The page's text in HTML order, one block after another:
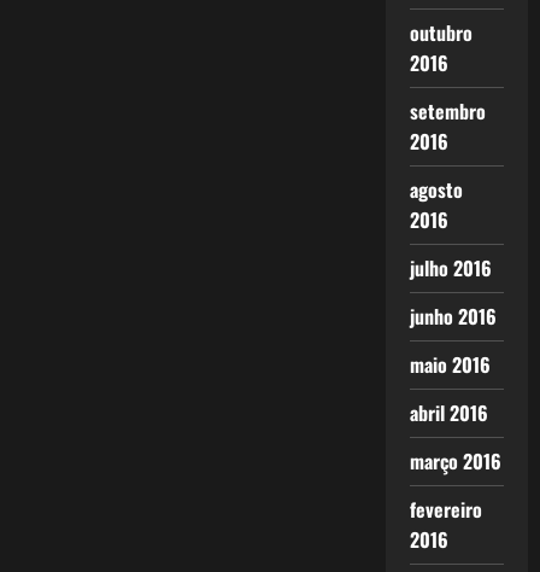
outubro
2016
setembro
2016
agosto
2016
julho 2016
junho 2016
maio 2016
abril 2016
março 2016
fevereiro
2016